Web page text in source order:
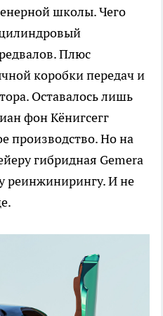
школы. Чего
Плюс
коробки передач и
Оставалось лишь
фон Кёнигсегг
производство. Но на
гибридная Gemera
реинжинирингу. И не